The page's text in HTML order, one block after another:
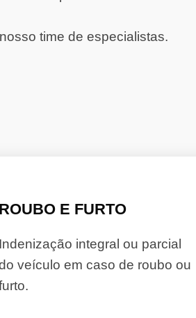
time de especialistas.
E FURTO
integral ou parcial
veículo em caso de roubo ou